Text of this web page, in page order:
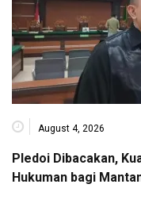
August 4, 2026
Pledoi Dibacakan,
Hukuman bagi